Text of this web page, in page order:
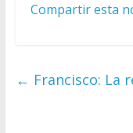
Compartir esta
← Francisco: La